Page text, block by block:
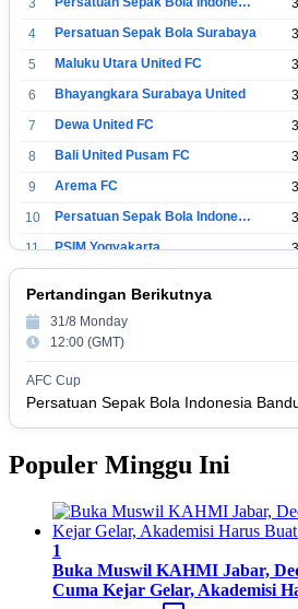
4
Persatuan Sepak Bola Surabaya
5
Maluku Utara United FC
6
Bhayangkara Surabaya United
7
Dewa United FC
8
Bali United Pusam FC
9
Arema FC
10
Persatuan Sepak Bola Indonesia Tangerang
11
PSIM Yogyakarta
14
Madura United FC
16
Persis Solo
17
Semen Padang FC
18
Pertandingan Berikutnya
31/8 Monday
12:00 (GMT)
AFC Cup
Populer Minggu Ini
1
Buka Muswil KAHMI Jabar,
Cuma Kejar Gelar, Akademisi